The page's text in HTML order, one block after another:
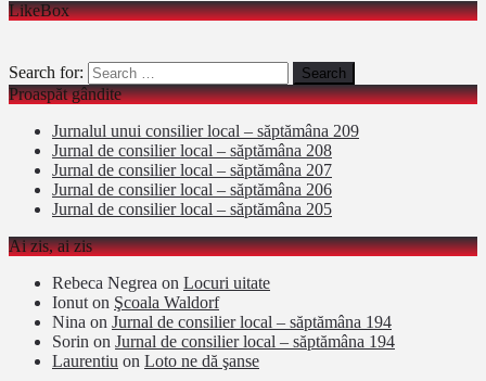
LikeBox
Search for:
Proaspăt gândite
Jurnalul unui consilier local – săptămâna 209
Jurnal de consilier local – săptămâna 208
Jurnal de consilier local – săptămâna 207
Jurnal de consilier local – săptămâna 206
Jurnal de consilier local – săptămâna 205
Ai zis, ai zis
Rebeca Negrea on Locuri uitate
Ionut on Şcoala Waldorf
Nina on Jurnal de consilier local – săptămâna 194
Sorin on Jurnal de consilier local – săptămâna 194
Laurentiu on Loto ne dă şanse